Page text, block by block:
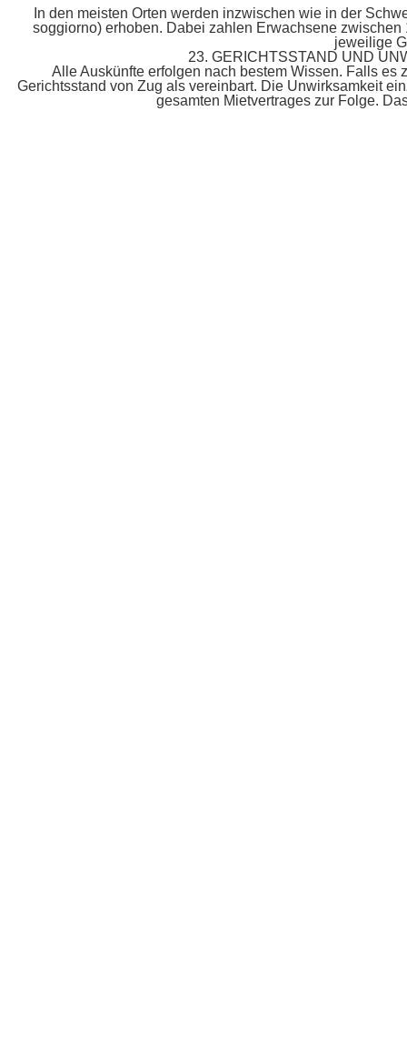
In den meisten Orten werden inzwischen wie in der
soggiorno) erhoben. Dabei zahlen Erwachsene
jeweilige
23. GERICHTSSTAND UND
Alle Auskünfte erfolgen nach bestem Wissen. Falls
Gerichtsstand von Zug als vereinbart. Die Unwirksamkeit
gesamten Mietvertrages zur Folge.